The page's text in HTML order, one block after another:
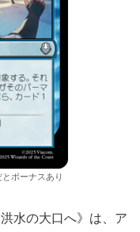
ボーナスあり
水の大口へ》は、ア